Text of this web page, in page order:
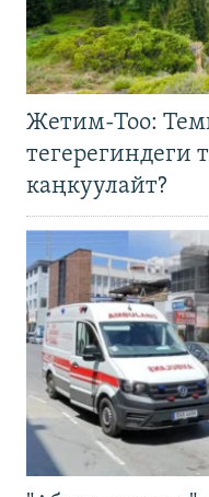
Жетим-Тоо:
тегерегиндеги
каңкуулайт?